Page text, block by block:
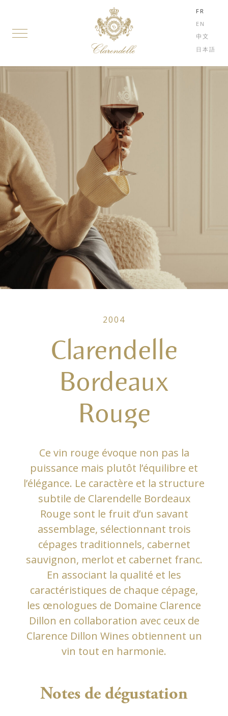
FR
EN
中文
日本語
2004
Clarendelle
Bordeaux
Rouge
Ce vin rouge évoque non pas la
puissance mais plutôt l’équilibre et
l’élégance. Le caractère et la structure
subtile de Clarendelle Bordeaux
Rouge sont le fruit d’un savant
assemblage, sélectionnant trois
cépages traditionnels, cabernet
sauvignon, merlot et cabernet franc.
En associant la qualité et les
caractéristiques de chaque cépage,
les œnologues de Domaine Clarence
Dillon en collaboration avec ceux de
Clarence Dillon Wines obtiennent un
vin tout en harmonie.
Notes de dégustation